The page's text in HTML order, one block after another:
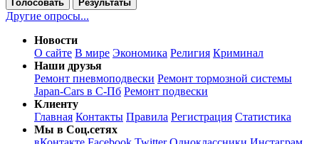
Голосовать Результаты
Другие опросы...
Новости
О сайте В мире Экономика Религия Криминал
Наши друзья
Ремонт пневмоподвески Ремонт тормозной системы
Japan-Cars в С-Пб Ремонт подвески
Клиенту
Главная Контакты Правила Регистрация Статистика
Мы в Соц.сетях